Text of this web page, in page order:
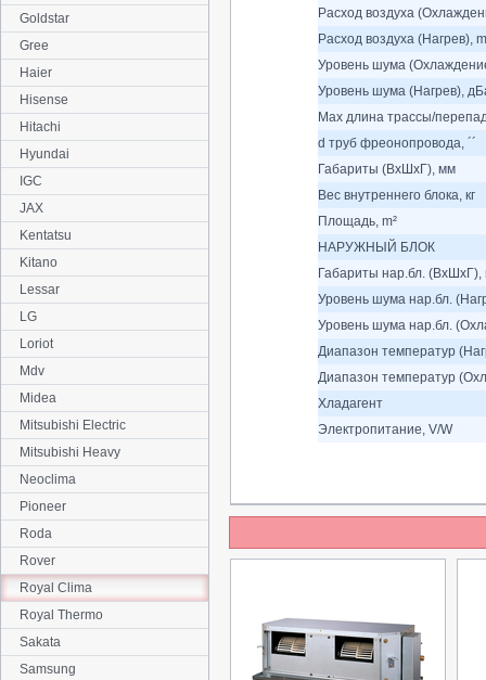
Расход воздуха
Расход воздуха (Нагрев),
Уровень шума
Уровень шума (Нагрев),
Max длина трассы/
d труб фреонопровода, ´´
Габариты (ВхШхГ), мм
Вес внутреннего блока, кг
Площадь, m²
НАРУЖНЫЙ БЛОК
Габариты нар.бл. (ВхШхГ),
Уровень шума нар.бл.
Уровень шума нар.бл.
Диапазон температур
Диапазон температур
Хладагент
Электропитание, V/W
Goldstar
Gree
Haier
Hisense
Hitachi
Hyundai
IGC
JAX
Kentatsu
Kitano
Lessar
LG
Loriot
Mdv
Midea
Mitsubishi Electric
Mitsubishi Heavy
Neoclima
Pioneer
Roda
Rover
Royal Clima
Royal Thermo
Sakata
Samsung